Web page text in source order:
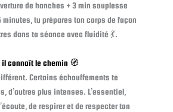
de hanches + 3 min souplesse
minutes, tu prépares ton corps de façon
dans ta séance avec fluidité 💃.
il connaît le chemin 🧭
Certains échauffements te
d’autres plus intenses. L’essentiel,
de respirer et de respecter ton